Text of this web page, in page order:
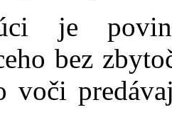
je
bez
voči